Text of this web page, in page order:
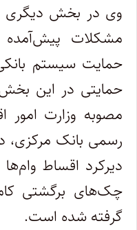
وی در بخش دیگری
مشکلات پیش‌آمده
حمایت سیستم
حمایتی در این
مصوبه وزارت امور
رسمی بانک مرکزی،
دیرکرد اقساط
چک‌های برگشتی
گرفته شده است.